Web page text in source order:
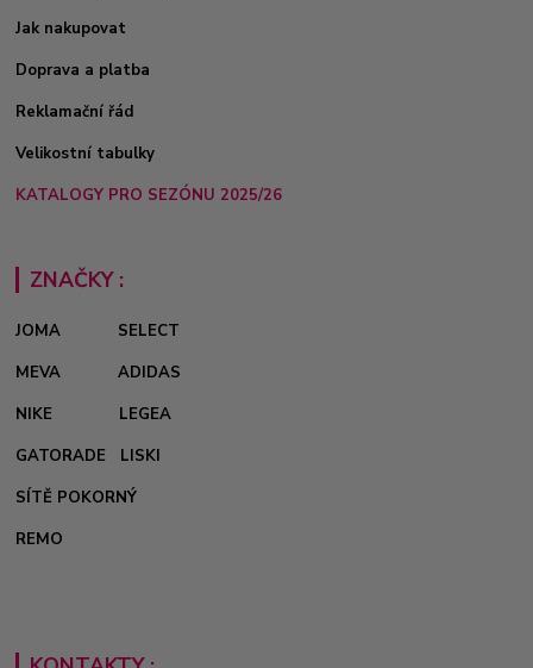
Jak nakupovat
Doprava a platba
Reklamační řád
Velikostní tabulky
KATALOGY PRO SEZÓNU 2025/26
ZNAČKY :
JOMA
SELECT
MEVA
ADIDAS
NIKE
LEGEA
GATORADE
LISKI
SÍTĚ POKORNÝ
REMO